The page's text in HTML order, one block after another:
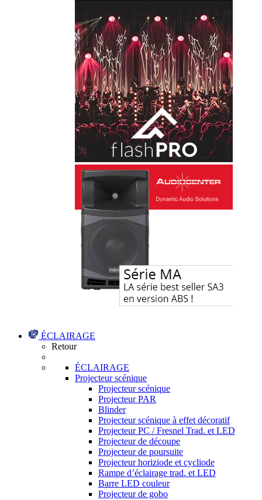
ÉCLAIRAGE
Retour
ÉCLAIRAGE
Projecteur scénique
Projecteur scénique
Projecteur PAR
Blinder
Projecteur scénique à effet décoratif
Projecteur PC / Fresnel Trad. et LED
Projecteur de découpe
Projecteur de poursuite
Projecteur horiziode et cycliode
Rampe d’éclairage trad. et LED
Barre LED couleur
Projecteur de gobo